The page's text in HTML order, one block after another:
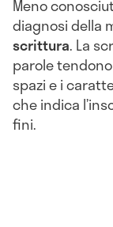
Meno
diagnosi della
scrittura. La
parole
spazi e i
che indica
fini.